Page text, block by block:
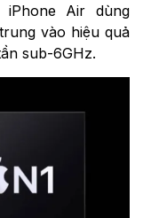
Air dùng
vào hiệu quả
sub-6GHz.